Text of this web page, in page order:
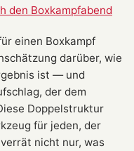
den Boxkampfabend
einen Boxkampf
darüber, wie
ist — und
der dem
Doppelstruktur
für jeden, der
nicht nur, was